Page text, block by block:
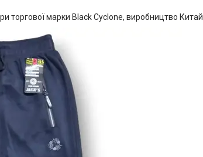
торгової марки Black Cyclone, виробництво Китай.